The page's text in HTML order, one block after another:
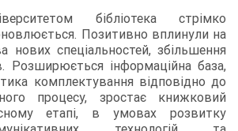
бібліотека стрімко
Позитивно вплинули на
нових спеціальностей, збільшення
Розширюється інформаційна база,
комплектування відповідно до
процесу, зростає книжковий
етапі, в умовах розвитку